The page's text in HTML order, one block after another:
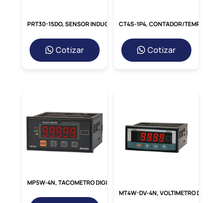
AltaVelocidad de Respuesta:Permite
un control preciso y rápido de
fundamental en aplicaciones de ciclos
Microcontroladores:
voltaje de entrada (100-240VAC) lo hace
fácil de controlar directamente con
automatización.
Cotizar Cotizar